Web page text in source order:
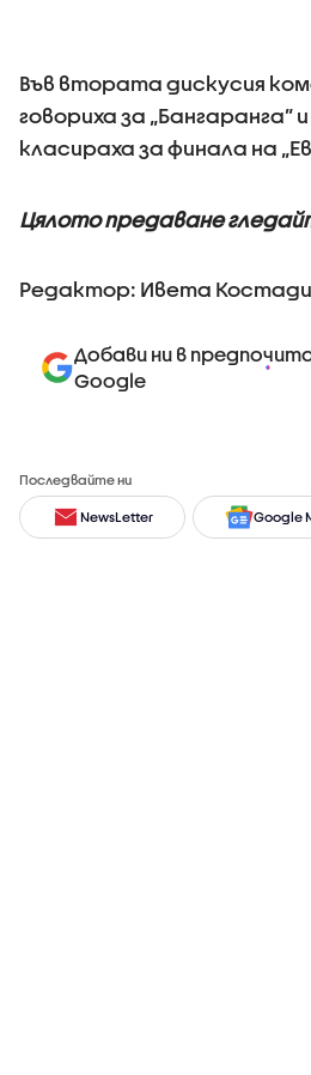
Във втората дискусия
говориха за „Бангаранга”
класираха за финала на
Цялото предаване
Редактор: Ивета
Добави ни в
Google
Последвайте ни
NewsLetter Google